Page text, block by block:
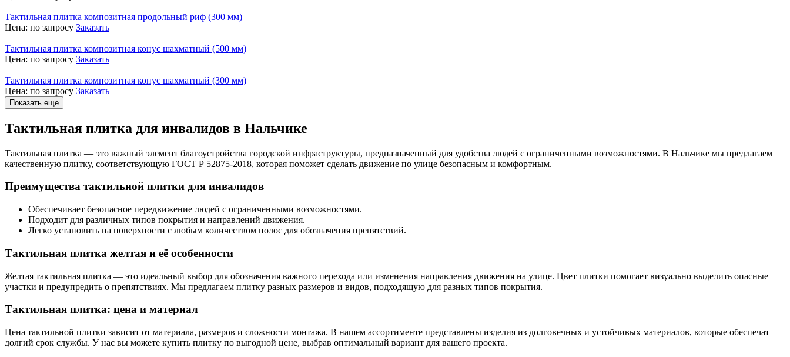
Тактильная плитка композитная продольный риф (300 мм)
Цена: по запросу Заказать
Тактильная плитка композитная конус шахматный (500 мм)
Цена: по запросу Заказать
Тактильная плитка композитная конус шахматный (300 мм)
Цена: по запросу Заказать
Показать еще
Тактильная плитка для инвалидов в Нальчике
Тактильная плитка — это важный элемент благоустройства городской инфраструктуры, предназначенный для удобства людей с ограниченными возможностями. В Нальчике мы предлагаем
качественную плитку, соответствующую ГОСТ Р 52875-2018, которая поможет сделать движение по улице безопасным и комфортным.
Преимущества тактильной плитки для инвалидов
Обеспечивает безопасное передвижение людей с ограниченными возможностями.
Подходит для различных типов покрытия и направлений движения.
Легко установить на поверхности с любым количеством полос для обозначения препятствий.
Тактильная плитка желтая и её особенности
Желтая тактильная плитка — это идеальный выбор для обозначения важного перехода или изменения направления движения на улице. Цвет плитки помогает визуально выделить опасные
участки и предупредить о препятствиях. Мы предлагаем плитку разных размеров и видов, подходящую для разных типов покрытия.
Тактильная плитка: цена и материал
Цена тактильной плитки зависит от материала, размеров и сложности монтажа. В нашем ассортименте представлены изделия из долговечных и устойчивых материалов, которые обеспечат
долгий срок службы. У нас вы можете купить плитку по выгодной цене, выбрав оптимальный вариант для вашего проекта.